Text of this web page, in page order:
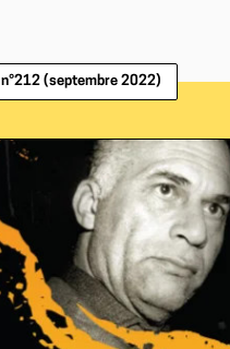
n°212 (septembre 2022)